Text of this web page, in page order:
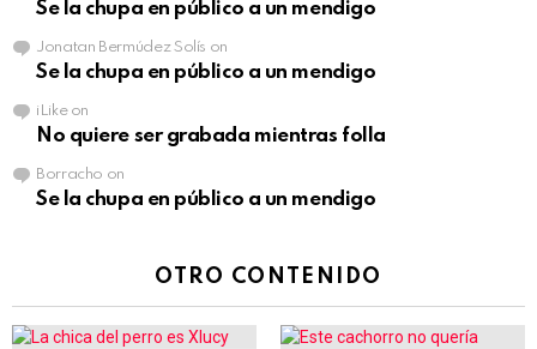
Se la chupa en público a un mendigo
Jonatan Bermúdez Solís on
Se la chupa en público a un mendigo
iLikeon
No quiere ser grabada mientras folla
Borracho on
Se la chupa en público a un mendigo
OTRO CONTENIDO